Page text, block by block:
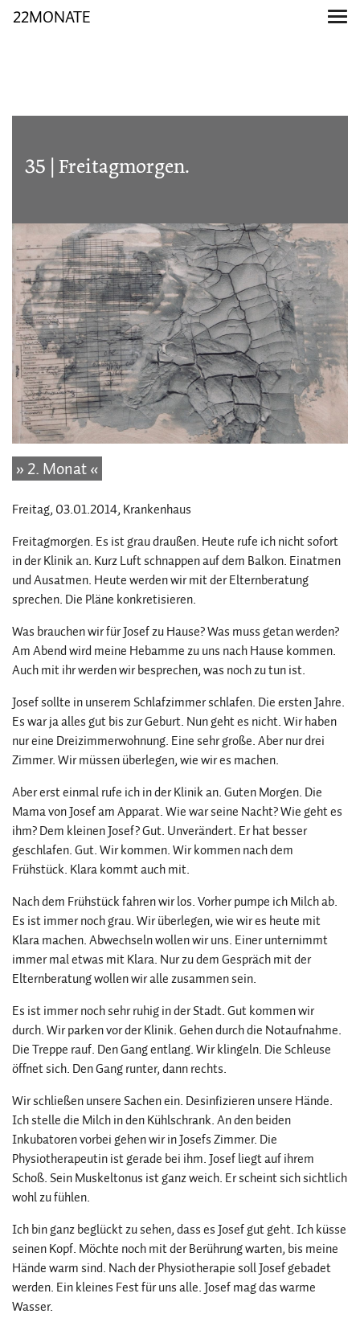
22MONATE
35 | Freitagmorgen.
» 2. Monat «
Freitag, 03.01.2014, Krankenhaus
Freitagmorgen. Es ist grau draußen. Heute rufe ich nicht sofort
in der Klinik an. Kurz Luft schnappen auf dem Balkon. Einatmen
und Ausatmen. Heute werden wir mit der Elternberatung
sprechen. Die Pläne konkretisieren.
Was brauchen wir für Josef zu Hause? Was muss getan werden?
Am Abend wird meine Hebamme zu uns nach Hause kommen.
Auch mit ihr werden wir besprechen, was noch zu tun ist.
Josef sollte in unserem Schlafzimmer schlafen. Die ersten Jahre.
Es war ja alles gut bis zur Geburt. Nun geht es nicht. Wir haben
nur eine Dreizimmerwohnung. Eine sehr große. Aber nur drei
Zimmer. Wir müssen überlegen, wie wir es machen.
Aber erst einmal rufe ich in der Klinik an. Guten Morgen. Die
Mama von Josef am Apparat. Wie war seine Nacht? Wie geht es
ihm? Dem kleinen Josef? Gut. Unverändert. Er hat besser
geschlafen. Gut. Wir kommen. Wir kommen nach dem
Frühstück. Klara kommt auch mit.
Nach dem Frühstück fahren wir los. Vorher pumpe ich Milch ab.
Es ist immer noch grau. Wir überlegen, wie wir es heute mit
Klara machen. Abwechseln wollen wir uns. Einer unternimmt
immer mal etwas mit Klara. Nur zu dem Gespräch mit der
Elternberatung wollen wir alle zusammen sein.
Es ist immer noch sehr ruhig in der Stadt. Gut kommen wir
durch. Wir parken vor der Klinik. Gehen durch die Notaufnahme.
Die Treppe rauf. Den Gang entlang. Wir klingeln. Die Schleuse
öffnet sich. Den Gang runter, dann rechts.
Wir schließen unsere Sachen ein. Desinfizieren unsere Hände.
Ich stelle die Milch in den Kühlschrank. An den beiden
Inkubatoren vorbei gehen wir in Josefs Zimmer. Die
Physiotherapeutin ist gerade bei ihm. Josef liegt auf ihrem
Schoß. Sein Muskeltonus ist ganz weich. Er scheint sich sichtlich
wohl zu fühlen.
Ich bin ganz beglückt zu sehen, dass es Josef gut geht. Ich küsse
seinen Kopf. Möchte noch mit der Berührung warten, bis meine
Hände warm sind. Nach der Physiotherapie soll Josef gebadet
werden. Ein kleines Fest für uns alle. Josef mag das warme
Wasser.